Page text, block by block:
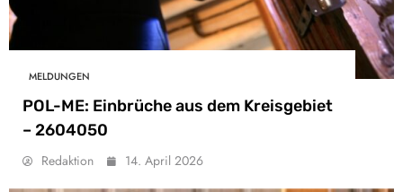
MELDUNGEN
POL-ME: Einbrüche aus dem Kreisgebiet
– 2604050
Redaktion 14. April 2026